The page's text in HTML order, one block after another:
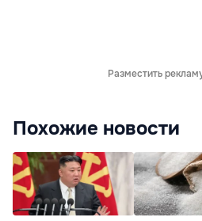
Разместить
Похожие новости